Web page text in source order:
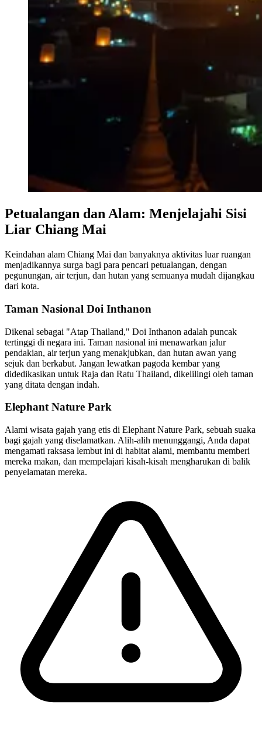
Petualangan dan Alam: Menjelajahi Sisi
Liar Chiang Mai
Keindahan alam Chiang Mai dan banyaknya aktivitas luar ruangan
menjadikannya surga bagi para pencari petualangan, dengan
pegunungan, air terjun, dan hutan yang semuanya mudah dijangkau
dari kota.
Taman Nasional Doi Inthanon
Dikenal sebagai "Atap Thailand," Doi Inthanon adalah puncak
tertinggi di negara ini. Taman nasional ini menawarkan jalur
pendakian, air terjun yang menakjubkan, dan hutan awan yang
sejuk dan berkabut. Jangan lewatkan pagoda kembar yang
didedikasikan untuk Raja dan Ratu Thailand, dikelilingi oleh taman
yang ditata dengan indah.
Elephant Nature Park
Alami wisata gajah yang etis di Elephant Nature Park, sebuah suaka
bagi gajah yang diselamatkan. Alih-alih menunggangi, Anda dapat
mengamati raksasa lembut ini di habitat alami, membantu memberi
mereka makan, dan mempelajari kisah-kisah mengharukan di balik
penyelamatan mereka.